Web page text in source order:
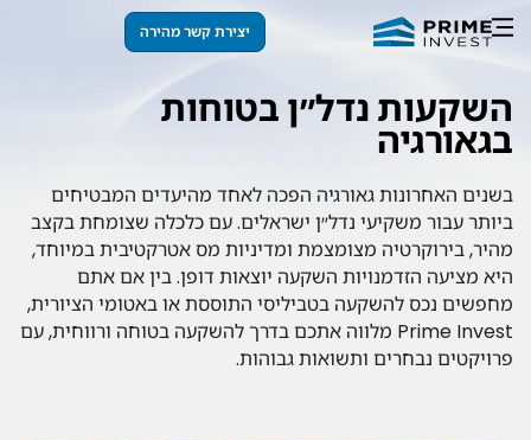
יצירת קשר מהירה
השקעות נדל״ן בטוחות
בגאורגיה
בשנים האחרונות גאורגיה הפכה לאחד מהיעדים המבטיחים
ביותר עבור משקיעי נדל״ן ישראלים. עם כלכלה שצומחת בקצב
מהיר, בירוקרטיה מצומצמת ומדיניות מס אטרקטיבית במיוחד,
היא מציעה הזדמנויות השקעה יוצאות דופן. בין אם אתם
מחפשים נכס להשקעה בטביליסי התוססת או באטומי הציורית,
Prime Invest מלווה אתכם בדרך להשקעה בטוחה ורווחית, עם
פרויקטים נבחרים ותשואות גבוהות.